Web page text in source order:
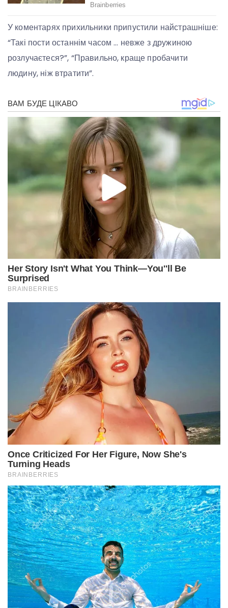
У коментарях прихильники припустили найстрашніше:
“Такі пости останнім часом … невже з дружиною
розлучаєтеся?”, “Правильно, краще пробачити
людину, ніж втратити”.